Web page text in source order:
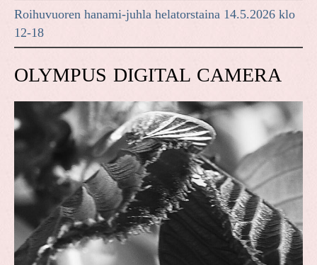
Roihuvuoren hanami-juhla helatorstaina 14.5.2026 klo
12-18
OLYMPUS DIGITAL CAMERA